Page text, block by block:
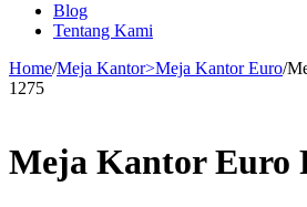
Blog
Tentang Kami
Home/Meja Kantor>Meja Kantor Euro/
1275
Meja Kantor Euro